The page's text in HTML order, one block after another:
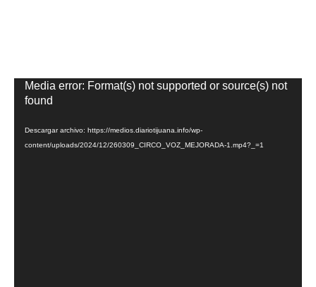
Reproductor
de
Media error: Format(s) not supported or source(s) not
found
Descargar archivo: https://medios.diariotijuana.info/wp-
content/uploads/2024/12/260309_CIRCO_VOZ_MEJORADA-1.mp4?_=1